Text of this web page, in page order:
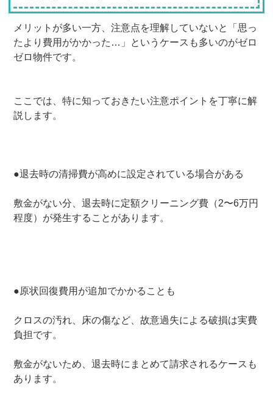
メリットが多い一方、注意点を理解していないと「思っ
たより費用がかかった…」というケースも多いのがゼロ
ゼロ物件です。
ここでは、特に知っておきたい注意ポイントを丁寧に解
説します。
●退去時の清掃費が高めに設定されている場合がある
敷金がない分、退去時に定額クリーニング費（2〜6万円
程度）が発生することがあります。
●原状回復費用が追加でかかることも
クロスの汚れ、床の傷など、故意過失による破損は実費
負担です。
敷金がないため、退去時にまとめて請求されるケースも
あります。